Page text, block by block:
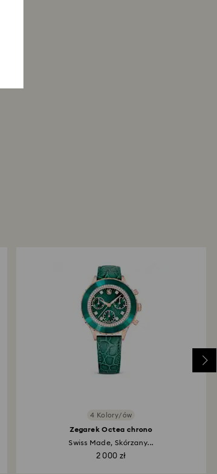
4 Kolory/ów
Zegarek Octea chrono
Swiss Made, Skórzany...
2 000 zł